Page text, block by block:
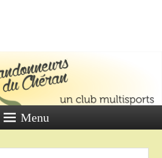
DU
Un club multi sports
Menu